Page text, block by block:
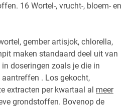
16 Wortel-, vrucht-, bloem- en
gember artisjok, chlorella,
maken standaard deel uit van
doseringen zoals je die in
. Los gekocht,
extracten per kwartaal al meer
grondstoffen. Bovenop de